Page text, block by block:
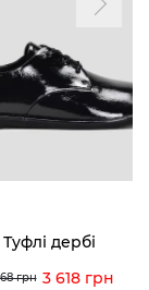
Туфлі дербі
грн 3 618 грн